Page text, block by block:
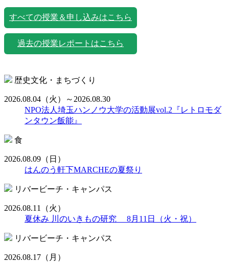
すべての授業＆申し込みはこちら
過去の授業レポートはこちら
歴史文化・まちづくり
2026.08.04 （火）
～2026.08.30
NPO法人埼玉ハンノウ大学の活動展vol.2『レトロモダ
ンタウン飯能』
食
2026.08.09 （日）
はんのう軒下MARCHEの夏祭り
リバービーチ・キャンパス
2026.08.11
（火）
夏休み 川のいきもの研究 8月11日（火・祝）
リバービーチ・キャンパス
2026.08.17 （月）